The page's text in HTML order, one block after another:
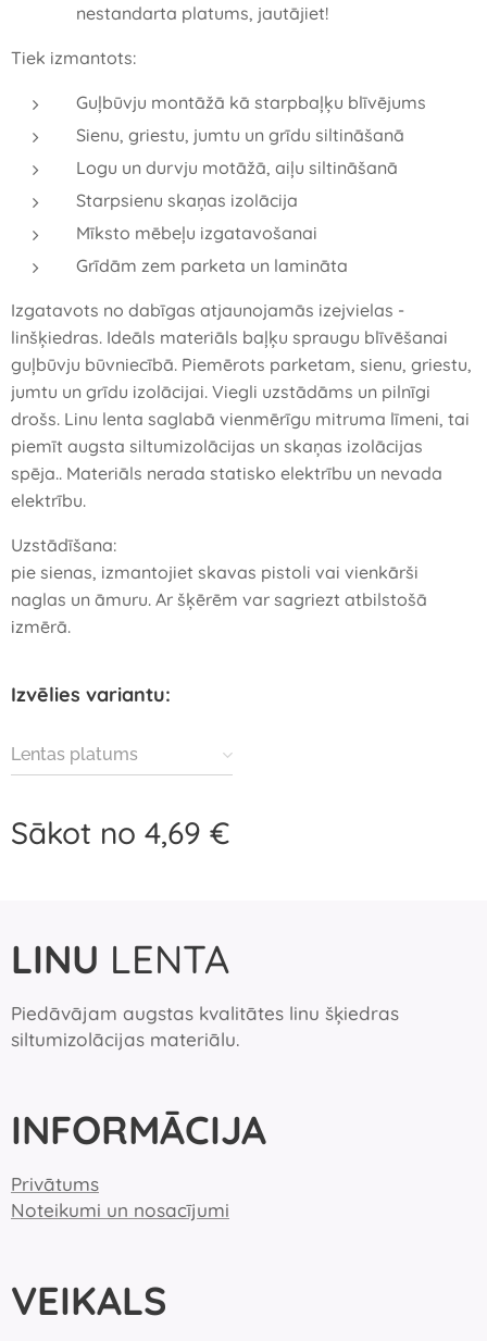
nestandarta platums, jautājiet!
Tiek izmantots:
Guļbūvju montāžā kā starpbaļķu blīvējums
Sienu, griestu, jumtu un grīdu siltināšanā
Logu un durvju motāžā, aiļu siltināšanā
Starpsienu skaņas izolācija
Mīksto mēbeļu izgatavošanai
Grīdām zem parketa un lamināta
Izgatavots no dabīgas atjaunojamās izejvielas -
linšķiedras. Ideāls materiāls baļķu spraugu blīvēšanai
guļbūvju būvniecībā. Piemērots parketam, sienu, griestu,
jumtu un grīdu izolācijai. Viegli uzstādāms un pilnīgi
drošs. Linu lenta saglabā vienmērīgu mitruma līmeni, tai
piemīt augsta siltumizolācijas un skaņas izolācijas
spēja.. Materiāls nerada statisko elektrību un nevada
elektrību.
Uzstādīšana:
pie sienas, izmantojiet skavas pistoli vai vienkārši
naglas un āmuru. Ar šķērēm var sagriezt atbilstošā
izmērā.
Izvēlies variantu:
Lentas platums
Sākot no 4,69 €
LINU LENTA
Piedāvājam augstas kvalitātes linu šķiedras
siltumizolācijas materiālu.
INFORMĀCIJA
Privātums
Noteikumi un nosacījumi
VEIKALS